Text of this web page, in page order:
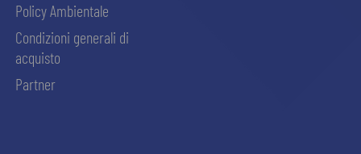
Policy Ambientale
Condizioni generali di
acquisto
Partner